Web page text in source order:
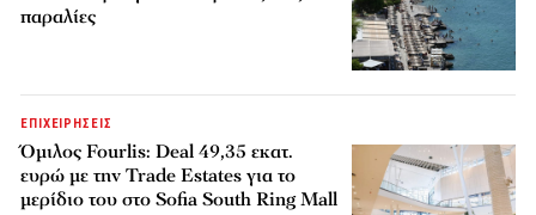
παραλίες
ΕΠΙΧΕΙΡΗΣΕΙΣ
Όμιλος Fourlis: Deal 49,35 εκατ.
ευρώ με την Trade Estates για το
μερίδιο του στο Sofia South Ring Mall